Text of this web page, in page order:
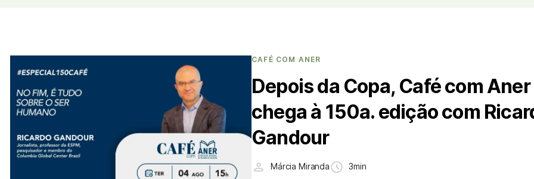
CAFÉ COM ANER
Depois da Copa, Café com Aner
chega à 150a. edição com
Gandour
Márcia Miranda 3min